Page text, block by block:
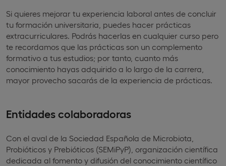
Si quieres mejorar tu experiencia laboral antes de concluir
tu formación universitaria, puedes hacer prácticas
extracurriculares. Podrás hacerlas en cualquier curso pero
te recordamos que las prácticas son un complemento
formativo a tus estudios; por tanto, cuanto más
conocimiento hayas adquirido a lo largo de la carrera,
mayor provecho sacarás de la experiencia de prácticas.
Entidades colaboradoras
Con el aval de la Sociedad Española de Microbiota,
Probióticos y Prebióticos (SEMiPyP), organización científica
dedicada al fomento y difusión del conocimiento científico